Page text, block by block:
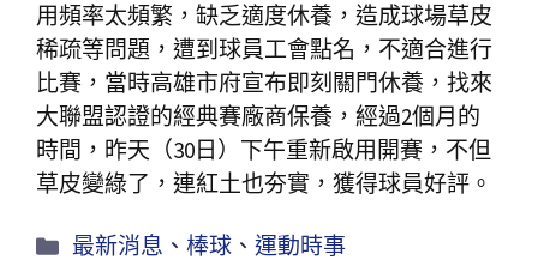
用頻率太頻繁，缺乏適度休養，造成球場草皮
稀疏等問題，遭到球員工會點名，不適合進行
比賽，當時高雄市府宣布即刻關門休養，找來
大聯盟認證的經典賽廠商保養，經過2個月的
時間，昨天（30日）下午重新啟用開賽，不但
草皮變綠了，連紅土也夯實，獲得球員好評。
最新消息 、棒球 、運動時事